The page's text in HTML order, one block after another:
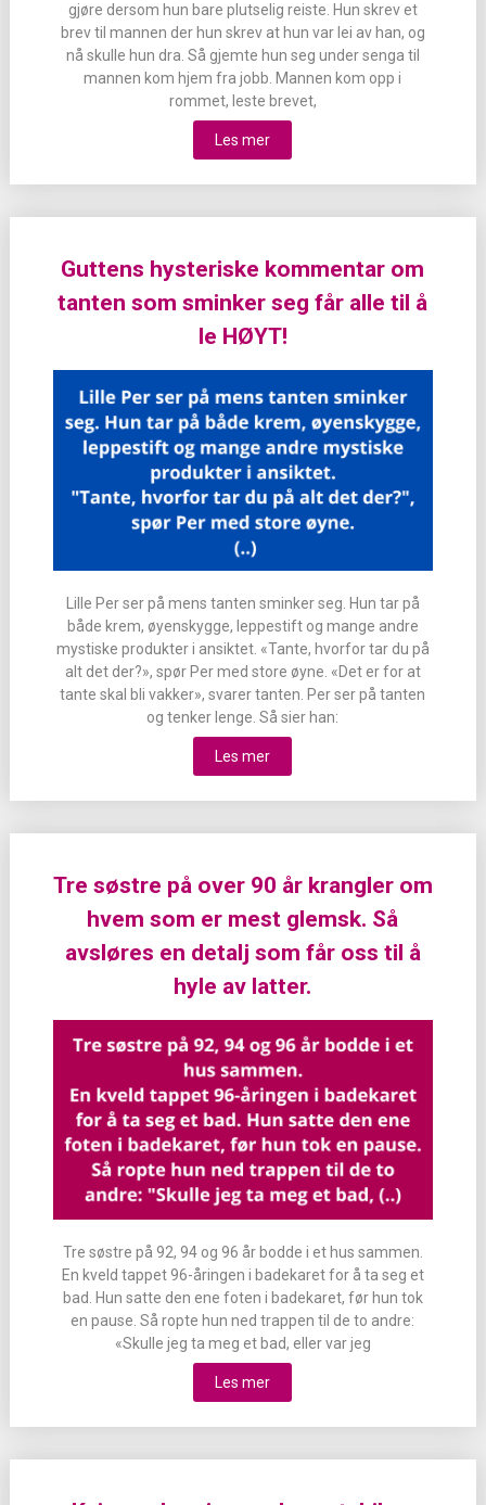
gjøre dersom hun bare plutselig reiste. Hun skrev et
brev til mannen der hun skrev at hun var lei av han, og
nå skulle hun dra. Så gjemte hun seg under senga til
mannen kom hjem fra jobb. Mannen kom opp i
rommet, leste brevet,
Les mer
Guttens hysteriske kommentar om
tanten som sminker seg får alle til å
le HØYT!
Lille Per ser på mens tanten sminker seg. Hun tar på
både krem, øyenskygge, leppestift og mange andre
mystiske produkter i ansiktet. «Tante, hvorfor tar du på
alt det der?», spør Per med store øyne. «Det er for at
tante skal bli vakker», svarer tanten. Per ser på tanten
og tenker lenge. Så sier han:
Les mer
Tre søstre på over 90 år krangler om
hvem som er mest glemsk. Så
avsløres en detalj som får oss til å
hyle av latter.
Tre søstre på 92, 94 og 96 år bodde i et hus sammen.
En kveld tappet 96-åringen i badekaret for å ta seg et
bad. Hun satte den ene foten i badekaret, før hun tok
en pause. Så ropte hun ned trappen til de to andre:
«Skulle jeg ta meg et bad, eller var jeg
Les mer